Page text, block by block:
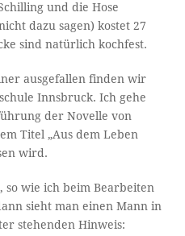
und die Hose
dazu sagen) kostet 27
sind natürlich kochfest.
ausgefallen finden wir
Innsbruck. Ich gehe
der Novelle von
Titel „Aus dem Leben
wird.
wie ich beim Bearbeiten
sieht man einen Mann in
stehenden Hinweis: